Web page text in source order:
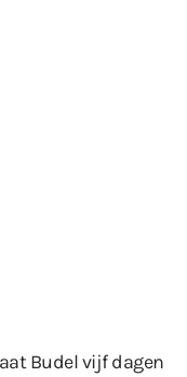
Budel vijf dagen